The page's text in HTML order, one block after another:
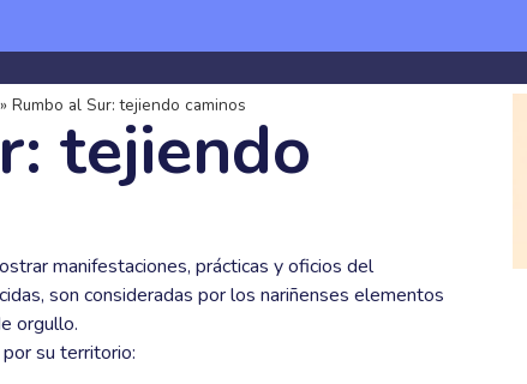
» Rumbo al Sur: tejiendo caminos
tejiendo
manifestaciones, prácticas y oficios del
son consideradas por los nariñenses elementos
orgullo.
su territorio: